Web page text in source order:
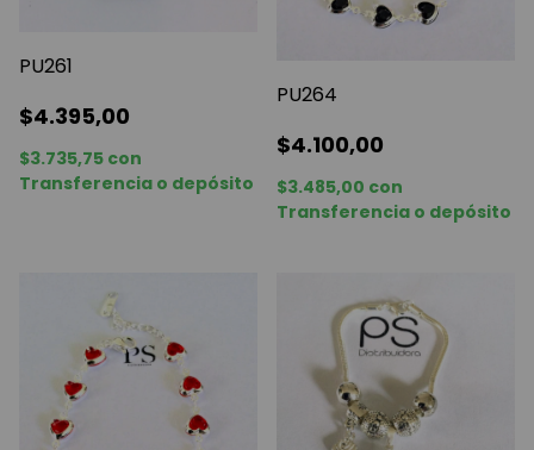
PU261
$4.395,00
$3.735,75 con
Transferencia o depósito
PU264
$4.100,00
$3.485,00 con
Transferencia o depósito